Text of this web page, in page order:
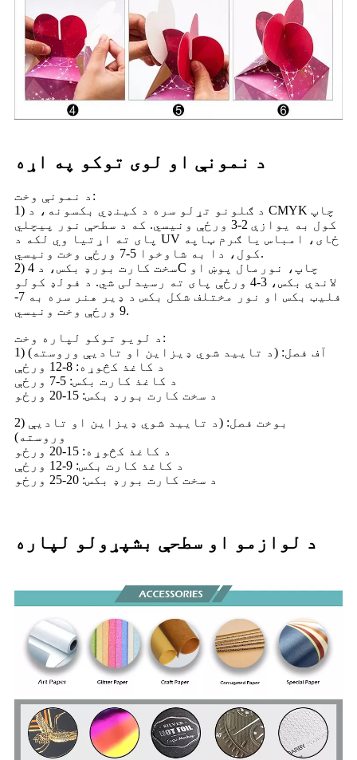
د نمونې او لوی توکو په اړه
د نمونې وخت:
1) د ګلونو تړلو سره د کینډي بکسونه، د CMYK چاپ
کول به یوازې 2-3 ورځې ونیسي. که د سطحې نور پیچلي
پای ته اړتیا وي لکه د UV ځای، امباس یا ګرم ټاپه
کول، دا به شاوخوا 5-7 ورځې وخت ونیسي.
2) سخت کارت بورډ بکس، د 4C چاپ، نورمال پوښ او
لاندې بکس، 3-4 ورځې پای ته رسیدلی شي. د فولډ کولو
فلیټ بکس او نور مختلف شکل بکس د ډیر هنر سره به 7-
9 ورځې وخت ونیسي.
د لویو توکو لپاره وخت:
1) آف فصل: (د تایید شوي ډیزاین او تادیې وروسته)
د کاغذ کڅوړه: 8-12 ورځې
د کاغذ کارت بکس: 5-7 ورځې
د سخت کارت بورډ بکس: 15-20 ورځو
2) بوخت فصل: (د تایید شوي ډیزاین او تادیې
وروسته)
د کاغذ کڅوړه: 15-20 ورځو
د کاغذ کارت بکس: 9-12 ورځې
د سخت کارت بورډ بکس: 20-25 ورځو
د لوازمو او سطحې بشپړولو لپاره